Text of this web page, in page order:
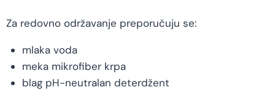
Za redovno održavanje preporučuju se:
mlaka voda
meka mikrofiber krpa
blag pH-neutralan deterdžent